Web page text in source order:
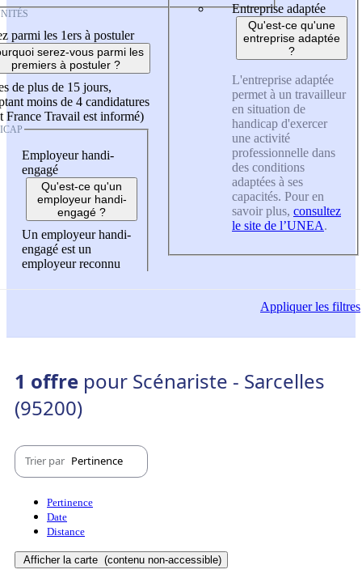
parmi les 1ers à postuler
serez-vous parmi les
premiers à postuler ?
de plus de 15 jours,
moins de 4 candidatures
France Travail est informé)
Employeur handi-
engagé
Qu'est-ce qu'un
employeur handi-
engagé ?
Un employeur handi-
engagé est un
employeur reconnu
Entreprise adaptée
Qu'est-ce qu'une
entreprise adaptée
?
L'entreprise adaptée
permet à un travailleur
en situation de
handicap d'exercer
une activité
professionnelle dans
des conditions
adaptées à ses
capacités. Pour en
savoir plus, consultez
le site de l’UNEA.
Appliquerles filtres
1 offre pour Scénariste - Sarcelles
(95200)
Trier par Pertinence
Pertinence
Date
Distance
Afficher la carte (contenu non-accessible)